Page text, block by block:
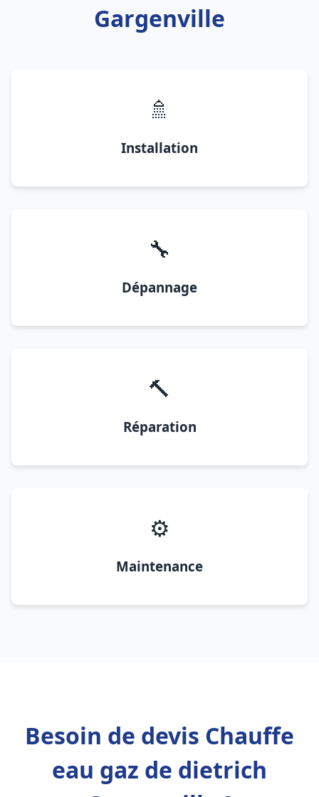
Gargenville
🚿
Installation
🔧
Dépannage
🔨
Réparation
⚙️
Maintenance
Besoin de devis Chauffe
eau gaz de dietrich